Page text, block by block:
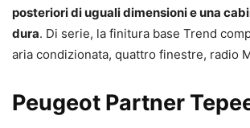
posteriori di uguali dimensioni e una
dura. Di serie, la finitura base Trend
aria condizionata, quattro finestre, radio
Peugeot Partner